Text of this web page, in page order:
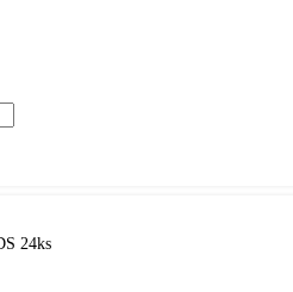
FIRST AID by FIXAplast KIDS 24ks